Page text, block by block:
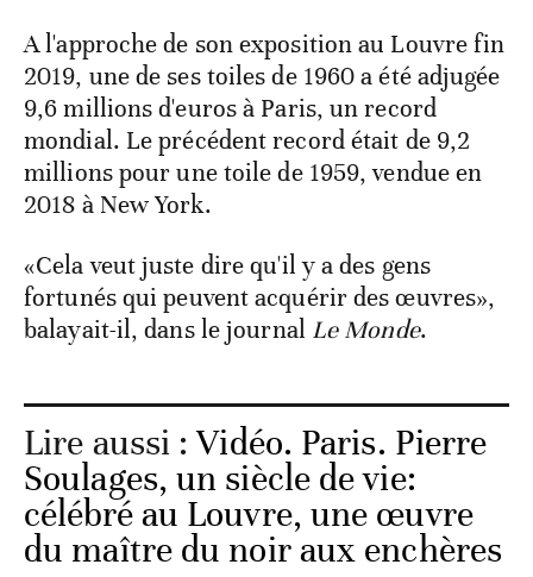
A l'approche de son exposition au Louvre fin
2019, une de ses toiles de 1960 a été adjugée
9,6 millions d'euros à Paris, un record
mondial. Le précédent record était de 9,2
millions pour une toile de 1959, vendue en
2018 à New York.
«Cela veut juste dire qu'il y a des gens
fortunés qui peuvent acquérir des œuvres»,
balayait-il, dans le journal Le Monde.
Lire aussi :Vidéo. Paris. Pierre
Soulages, un siècle de vie:
célébré au Louvre, une œuvre
du maître du noir aux enchères